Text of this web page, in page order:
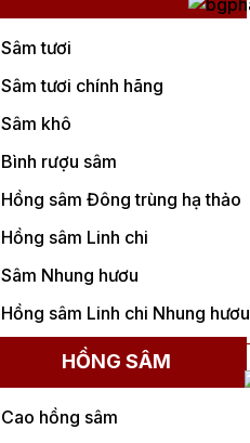
Sâm tươi
Sâm tươi chính hãng
Sâm khô
Bình rượu sâm
Hồng sâm Đông trùng hạ thảo
Hồng sâm Linh chi
Sâm Nhung hươu
Hồng sâm Linh chi Nhung hươu
HỒNG SÂM
Cao hồng sâm